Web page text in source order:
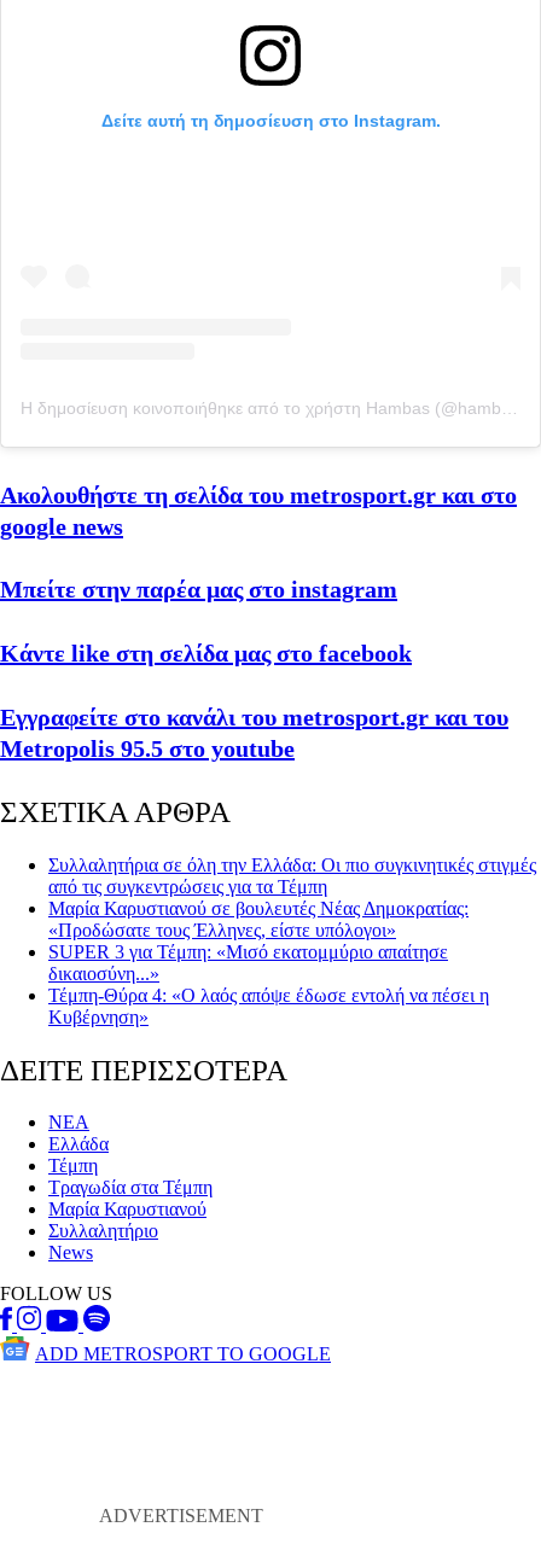
Δείτε αυτή τη δημοσίευση στο Instagram.
Ακολουθήστε τη σελίδα του metrosport.gr και στο
google news
Μπείτε στην παρέα μας στο instagram
Κάντε like στη σελίδα μας στο facebook
Εγγραφείτε στο κανάλι του metrosport.gr και του
Metropolis 95.5 στο youtube
ΣΧΕΤΙΚΑ ΑΡΘΡΑ
Συλλαλητήρια σε όλη την Ελλάδα: Οι πιο συγκινητικές στιγμές
από τις συγκεντρώσεις για τα Τέμπη
Μαρία Καρυστιανού σε βουλευτές Νέας Δημοκρατίας:
«Προδώσατε τους Έλληνες, είστε υπόλογοι»
SUPER 3 για Τέμπη: «Μισό εκατομμύριο απαίτησε
δικαιοσύνη...»
Τέμπη-Θύρα 4: «Ο λαός απόψε έδωσε εντολή να πέσει η
Κυβέρνηση»
ΔΕΙΤΕ ΠΕΡΙΣΣΟΤΕΡΑ
ΝΕΑ
Ελλάδα
Τέμπη
Τραγωδία στα Τέμπη
Μαρία Καρυστιανού
Συλλαλητήριο
News
FOLLOW US
ADD METROSPORT TO GOOGLE